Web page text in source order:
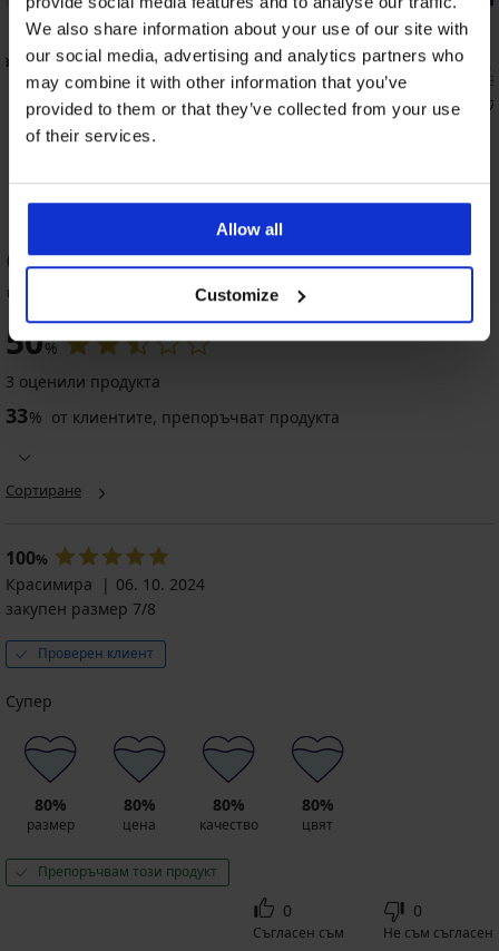
We also share information about your use of our site with
our social media, advertising and analytics partners who
may combine it with other information that you’ve
provided to them or that they’ve collected from your use
of their services.
Allow all
Customize
4,3
4,9
Смаляващ сутиен Spacer 3D Gia
Minimizer
49,99 €
(97,77 лв.)
37,49 € ALL25
Смаляващ
26,99 €
ОЦЕНКА НА ПРОДУКТ Силиконови
чорапи Gwenn 15 DEN
50%
3 оценили продукта
33% от клиентите, препоръчват продукта
Сортиране
100%
Красимира
06. 10. 2024
закупен размер 7/8
Проверен клиент
Супер
80%
размер
80%
цена
80%
качество
80%
цвят
Препоръчвам този продукт
0
Съгласен съм
0
Не съм съгласен